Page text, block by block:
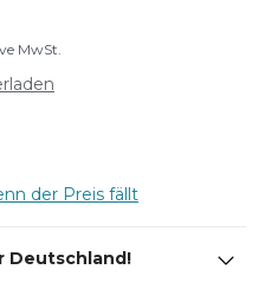
MwSt.
der Preis fällt
Deutschland!